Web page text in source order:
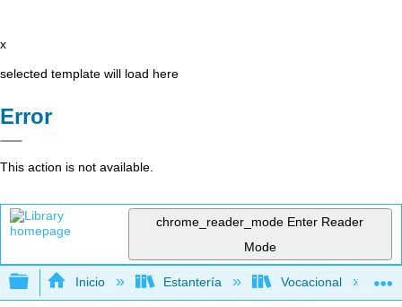
x
selected template will load here
Error
This action is not available.
chrome_reader_mode Enter Reader
Mode
Expandir/contraer jerarquía global
Inicio Estantería Vocacional